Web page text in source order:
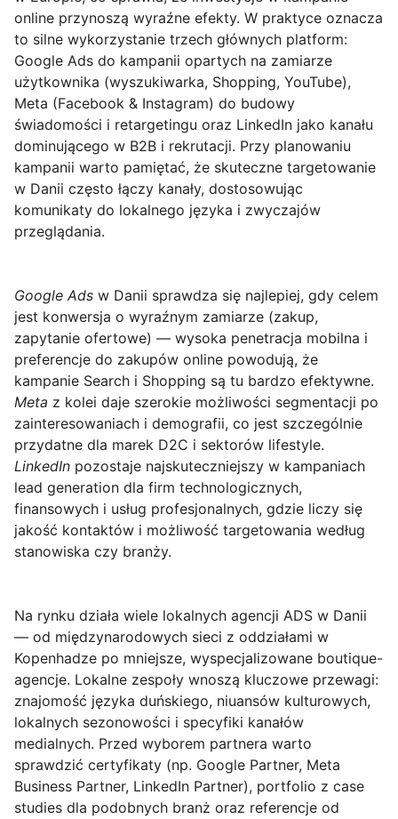
online przynoszą wyraźne efekty. W praktyce oznacza
to silne wykorzystanie trzech głównych platform:
Google Ads do kampanii opartych na zamiarze
użytkownika (wyszukiwarka, Shopping, YouTube),
Meta (Facebook & Instagram) do budowy
świadomości i retargetingu oraz LinkedIn jako kanału
dominującego w B2B i rekrutacji. Przy planowaniu
kampanii warto pamiętać, że skuteczne targetowanie
w Danii często łączy kanały, dostosowując
komunikaty do lokalnego języka i zwyczajów
przeglądania.
Google Ads w Danii sprawdza się najlepiej, gdy celem
jest konwersja o wyraźnym zamiarze (zakup,
zapytanie ofertowe) — wysoka penetracja mobilna i
preferencje do zakupów online powodują, że
kampanie Search i Shopping są tu bardzo efektywne.
Meta z kolei daje szerokie możliwości segmentacji po
zainteresowaniach i demografii, co jest szczególnie
przydatne dla marek D2C i sektorów lifestyle.
LinkedIn pozostaje najskuteczniejszy w kampaniach
lead generation dla firm technologicznych,
finansowych i usług profesjonalnych, gdzie liczy się
jakość kontaktów i możliwość targetowania według
stanowiska czy branży.
Na rynku działa wiele lokalnych agencji ADS w Danii
— od międzynarodowych sieci z oddziałami w
Kopenhadze po mniejsze, wyspecjalizowane boutique-
agencje. Lokalne zespoły wnoszą kluczowe przewagi:
znajomość języka duńskiego, niuansów kulturowych,
lokalnych sezonowości i specyfiki kanałów
medialnych. Przed wyborem partnera warto
sprawdzić certyfikaty (np. Google Partner, Meta
Business Partner, LinkedIn Partner), portfolio z case
studies dla podobnych branż oraz referencje od